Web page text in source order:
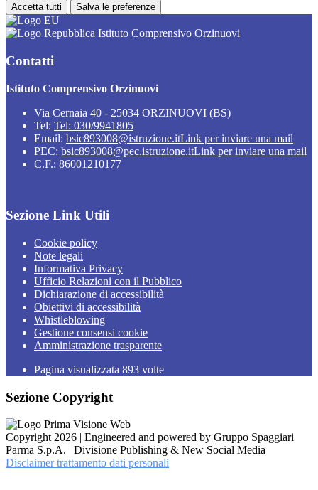
Accetta tutti Salva le preferenze
Istituto Comprensivo Orzinuovi
Contatti
Istituto Comprensivo Orzinuovi
Via Cernaia 40 - 25034 ORZINUOVI (BS)
Tel: Tel: 030/9941805
Email: bsic893008@istruzione.itLink per inviare una mail
PEC: bsic893008@pec.istruzione.itLink per inviare una mail
C.F.: 86001210177
Sezione Link Utili
Cookie policy
Note legali
Informativa Privacy
Ufficio Relazioni con il Pubblico
Dichiarazione di accessibilità
Obiettivi di accessibilità
Whistleblowing
Gestione consensi cookie
Amministrazione trasparente
Pagina visualizzata 893 volte
Sezione Copyright
Copyright 2026 | Engineered and powered by Gruppo Spaggiari
Parma S.p.A. | Divisione Publishing & New Social Media
Disclaimer trattamento dati personali